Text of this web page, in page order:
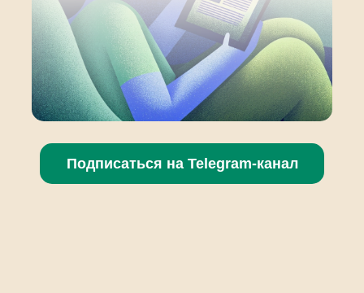
Подписаться на Telegram-канал